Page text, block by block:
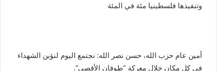
وتنفيذها فلسطينيا مئة في المئة
أمين عام حزب الله، حسن نصر الله: نجتمع اليوم لنؤبن الشهداء
في كل مكان خلال معركة “طوفان الأقصى”.